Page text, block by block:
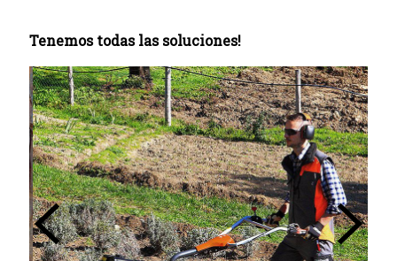
Tenemos todas las soluciones!